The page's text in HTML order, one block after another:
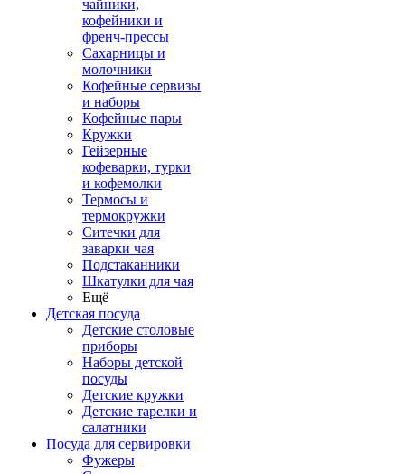
чайники,
кофейники и
френч-прессы
Сахарницы и
молочники
Кофейные сервизы
и наборы
Кофейные пары
Кружки
Гейзерные
кофеварки, турки
и кофемолки
Термосы и
термокружки
Ситечки для
заварки чая
Подстаканники
Шкатулки для чая
Ещё
Детская посуда
Детские столовые
приборы
Наборы детской
посуды
Детские кружки
Детские тарелки и
салатники
Посуда для сервировки
Фужеры